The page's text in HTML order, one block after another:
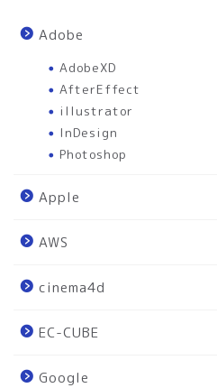
Adobe
AdobeXD
AfterEffect
illustrator
InDesign
Photoshop
Apple
AWS
cinema4d
EC-CUBE
Google